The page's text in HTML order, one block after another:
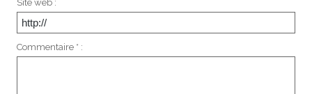
Site web :
Commentaire * :